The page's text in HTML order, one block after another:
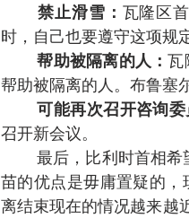
禁止滑雪： 瓦隆区
时，自己也要遵守这项规定
帮助被隔离的人：瓦
帮助被隔离的人。布鲁塞
可能再次召开咨询委
召开新会议。
最后，比利时首相希
苗的优点是毋庸置疑的，
离结束现在的情况越来越